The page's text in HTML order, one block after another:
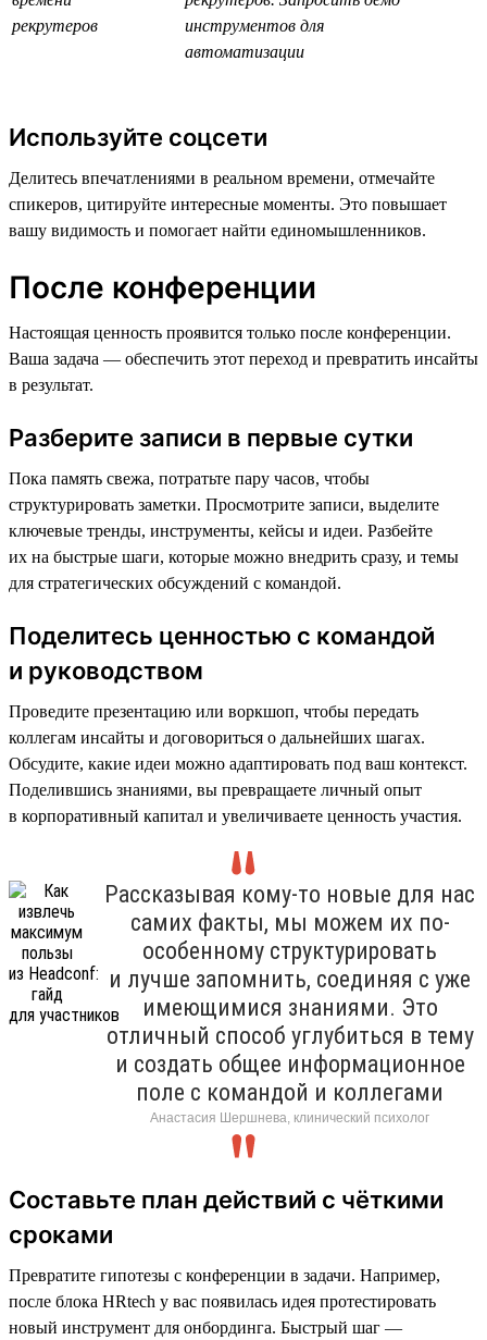
рекрутеров
инструментов для
автоматизации
Используйте соцсети
Делитесь впечатлениями в реальном времени, отмечайте
спикеров, цитируйте интересные моменты. Это повышает
вашу видимость и помогает найти единомышленников.
После конференции
Настоящая ценность проявится только после конференции.
Ваша задача — обеспечить этот переход и превратить инсайты
в результат.
Разберите записи в первые сутки
Пока память свежа, потратьте пару часов, чтобы
структурировать заметки. Просмотрите записи, выделите
ключевые тренды, инструменты, кейсы и идеи. Разбейте
их на быстрые шаги, которые можно внедрить сразу, и темы
для стратегических обсуждений с командой.
Поделитесь ценностью с командой
и руководством
Проведите презентацию или воркшоп, чтобы передать
коллегам инсайты и договориться о дальнейших шагах.
Обсудите, какие идеи можно адаптировать под ваш контекст.
Поделившись знаниями, вы превращаете личный опыт
в корпоративный капитал и увеличиваете ценность участия.
Рассказывая кому-то новые для нас
самих факты, мы можем их по-
особенному структурировать
и лучше запомнить, соединяя с уже
имеющимися знаниями. Это
отличный способ углубиться в тему
и создать общее информационное
поле с командой и коллегами
Анастасия Шершнева, клинический психолог
Составьте план действий с чёткими
сроками
Превратите гипотезы с конференции в задачи. Например,
после блока HRtech у вас появилась идея протестировать
новый инструмент для онбординга. Быстрый шаг —